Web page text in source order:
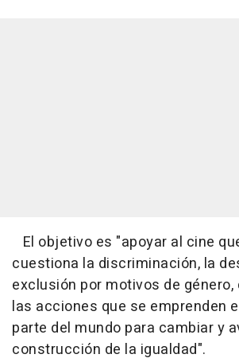
El objetivo es "apoyar al cine
cuestiona la discriminación, la
exclusión por motivos de
las acciones que se emprenden
parte del mundo para cambiar y
construcción de la igualdad".